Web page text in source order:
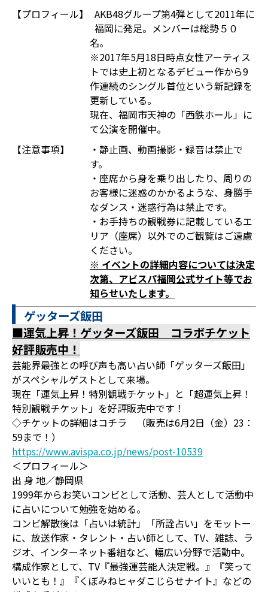
【プロフィール】
AKB48グループ第4弾として2011年に
福岡に発足。メンバーは総勢５０
名。
※2017年5月18日時点女性アーティス
トでは史上初となるデビュー作から9
作連続のシングル首位という新記録を
更新している。
現在、福岡市天神の「西鉄ホール」に
て公演を開催中。
【注意事項】
・静止画、動画撮影・録音は禁止で
す。
・座席から身を乗り出したり、周りの
お客様に迷惑のかかるような、身勝手
なダンス・迷惑行為は禁止です。
・お手持ちの観戦券に記載しているエ
リア（座席）以外でのご観覧はご遠慮
ください。
※ イベントの詳細内容については決定
次第、アビスパ福岡公式サイト等でお
知らせいたします。
ゲッターズ飯田
■運気上昇！ゲッターズ飯田 コラボチケット
好評販売中！
芸能界最強との呼び声も高い占い師「ゲッターズ飯田」
がスペシャルゲストとして来場。
現在「運気上昇！特別観戦チケット」と「超運気上昇！
特別観戦チケット」を好評販売中です！
◇チケットの詳細はコチラ （販売は6月2日（金）23：
59まで！）
https://www.avispa.co.jp/news/post-10539
＜プロフィール＞
出 身 地／静岡県
1999年からお笑いコンビとして活動、芸人として活動中
に占いについて勉強を始める。
コンビ解散後は「占いは統計」「所詮占い」をモットー
に、放送作家・タレント・占い師として、TV、雑誌、ラ
ジオ、インターネット番組など、幅広い分野で活動中。
構成作家として、TV『最強運芸能人決定戦。』『笑って
いいとも！』『くぼみねヒャダこじらせナイト』などの